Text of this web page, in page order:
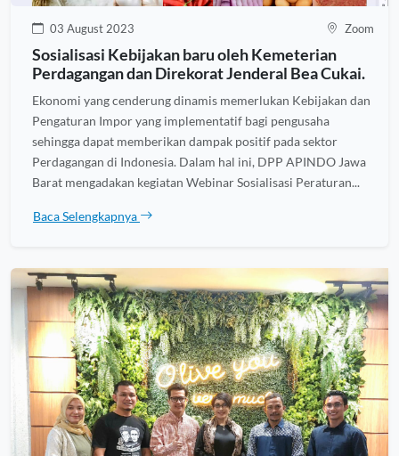
03 August 2023 Zoom
Sosialisasi Kebijakan baru oleh Kemeterian
Perdagangan dan Direkorat Jenderal Bea Cukai.
Ekonomi yang cenderung dinamis memerlukan Kebijakan dan
Pengaturan Impor yang implementatif bagi pengusaha
sehingga dapat memberikan dampak positif pada sektor
Perdagangan di Indonesia. Dalam hal ini, DPP APINDO Jawa
Barat mengadakan kegiatan Webinar Sosialisasi Peraturan...
Baca Selengkapnya